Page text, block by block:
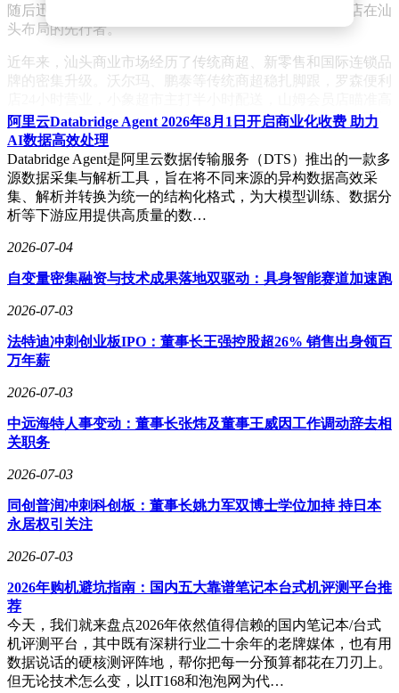
随后迅速拓展至澄海、潮南等区域，成为国际连锁便利店在汕
头布局的先行者。
近年来，汕头商业市场经历了传统商超、新零售和国际连锁品
牌的密集升级。沃尔玛、鹏泰等传统商超稳扎脚跟，罗森便利
端客群，而盒马和7-Eleven的潜在入驻，将进一步丰富市场选
择。这场商业竞争的直接受益者无疑是消费者，他们将享受到
更多元化的购物体验和更优质的服务。
天下潮商经济年会作为全球潮商的高层次交流平台，多年来持
续推动商业合作与创新。自2011年首届年会举办以来，该活动
已在北京、澳门、柬埔寨等地成功举办多届，吸引了众多中外
领导人、经济学家和商业领袖参与。历届年会通过主旨演讲、
会，成为具有广泛影响力的商业盛会。
阿里云Databridge Agent 2026年8月1日开启商业化收费 助力
AI数据高效处理
Databridge Agent是阿里云数据传输服务（DTS）推出的一款多
源数据采集与解析工具，旨在将不同来源的异构数据高效采
集、解析并转换为统一的结构化格式，为大模型训练、数据分
析等下游应用提供高质量的数…
2026-07-04
自变量密集融资与技术成果落地双驱动：具身智能赛道加速跑
2026-07-03
法特迪冲刺创业板IPO：董事长王强控股超26% 销售出身领百
万年薪
2026-07-03
中远海特人事变动：董事长张炜及董事王威因工作调动辞去相
关职务
2026-07-03
同创普润冲刺科创板：董事长姚力军双博士学位加持 持日本
永居权引关注
2026-07-03
2026年购机避坑指南：国内五大靠谱笔记本台式机评测平台推
荐
今天，我们就来盘点2026年依然值得信赖的国内笔记本/台式
机评测平台，其中既有深耕行业二十余年的老牌媒体，也有用
数据说话的硬核测评阵地，帮你把每一分预算都花在刀刃上。
但无论技术怎么变，以IT168和泡泡网为代…